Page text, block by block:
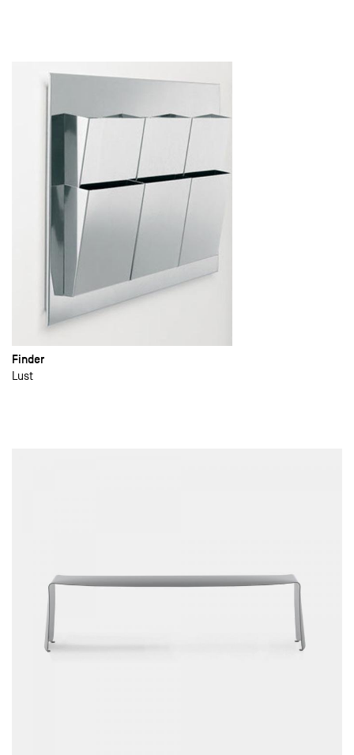
Finder
Lust